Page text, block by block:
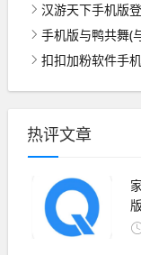
汉游天下手机版
手机版与鸭共舞(
扣扣加粉软件手
热评文章